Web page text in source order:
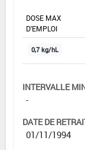
DOSE MAX
D'EMPLOI
0,7 kg/hL
INTERVALLE
-
DATE DE
01/11/1994